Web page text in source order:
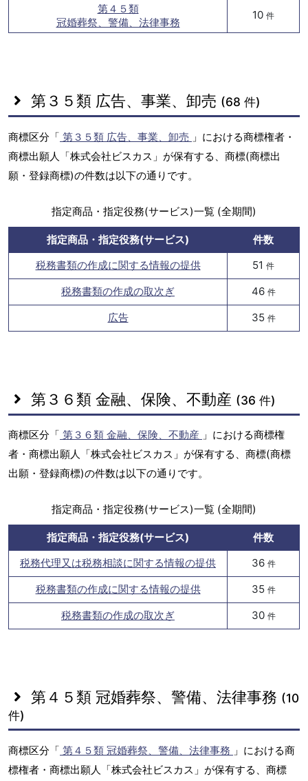
第４５類
冠婚葬祭、警備、法律事務
10 件
第３５類 広告、事業、卸売 (68 件)
商標区分「 第３５類 広告、事業、卸売 」における商標権者・
商標出願人「株式会社ビスカス」が保有する、商標(商標出
願・登録商標)の件数は以下の通りです。
指定商品・指定役務(サービス)一覧 (全期間)
指定商品・指定役務(サービス)
件数
税務書類の作成に関する情報の提供
51 件
税務書類の作成の取次ぎ 46 件
広告 35 件
第３６類 金融、保険、不動産 (36 件)
商標区分「 第３６類 金融、保険、不動産 」における商標権
者・商標出願人「株式会社ビスカス」が保有する、商標(商標
出願・登録商標)の件数は以下の通りです。
指定商品・指定役務(サービス)一覧 (全期間)
指定商品・指定役務(サービス)
件数
税務代理又は税務相談に関する情報の提供
36 件
税務書類の作成に関する情報の提供 35 件
税務書類の作成の取次ぎ 30 件
第４５類 冠婚葬祭、警備、法律事務 (10
件)
商標区分「 第４５類 冠婚葬祭、警備、法律事務 」における商
標権者・商標出願人「株式会社ビスカス」が保有する、商標